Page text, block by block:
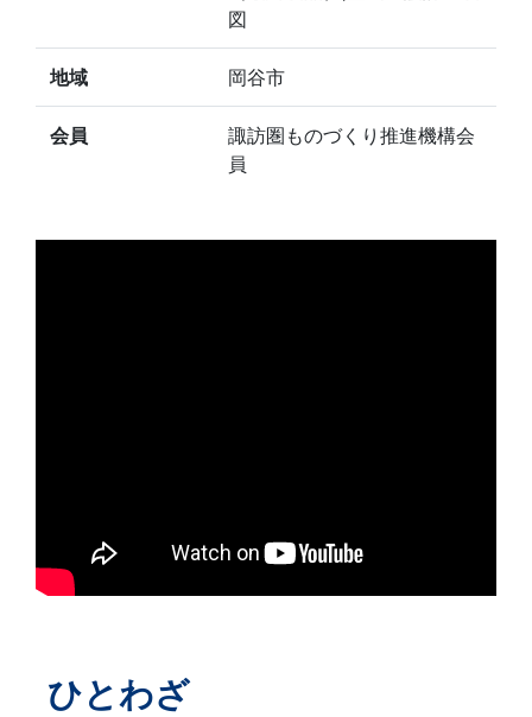
図
地域 岡谷市
会員
諏訪圏ものづくり推進機構会
員
ひとわざ